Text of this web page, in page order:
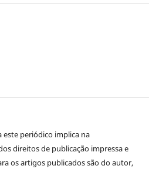
este periódico implica na
direitos de publicação impressa e
os artigos publicados são do autor,